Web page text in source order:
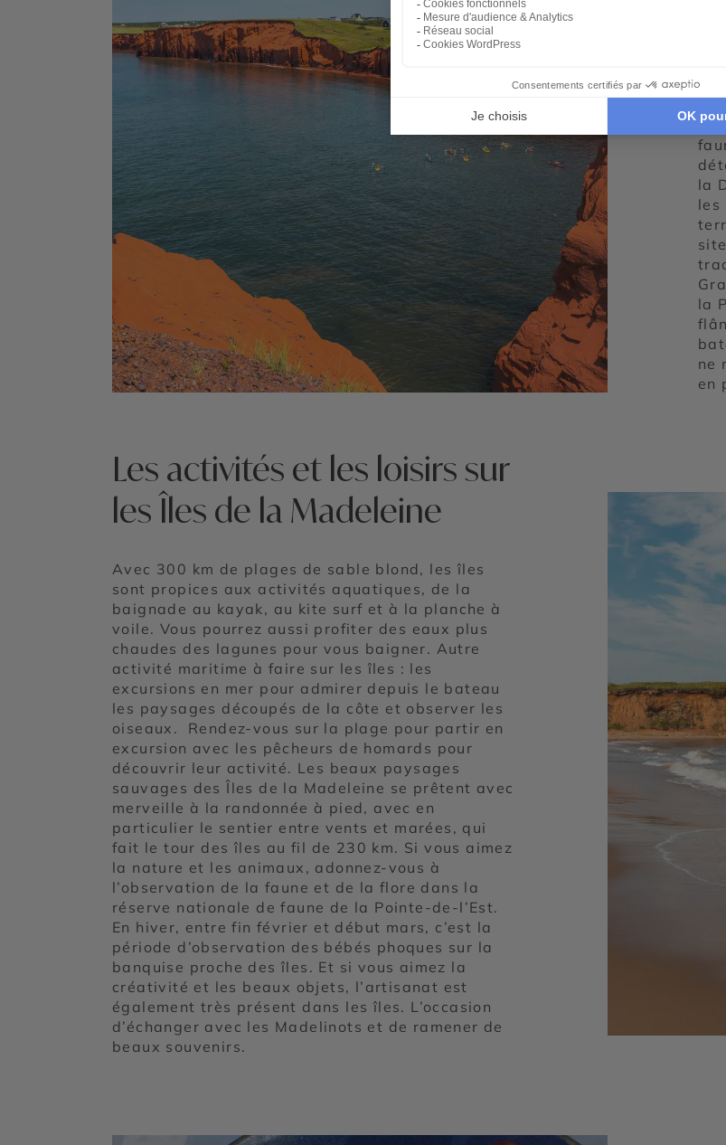
la
les
la
ne
en
Les activités et les loisirs sur
les Îles de la Madeleine
Avec 300 km de plages de sable blond, les îles
sont propices aux activités aquatiques, de la
baignade au kayak, au kite surf et à la planche à
voile. Vous pourrez aussi profiter des eaux plus
chaudes des lagunes pour vous baigner. Autre
activité maritime à faire sur les îles : les
excursions en mer pour admirer depuis le bateau
les paysages découpés de la côte et observer les
oiseaux. Rendez-vous sur la plage pour partir en
excursion avec les pêcheurs de homards pour
découvrir leur activité. Les beaux paysages
sauvages des Îles de la Madeleine se prêtent avec
merveille à la randonnée à pied, avec en
particulier le sentier entre vents et marées, qui
fait le tour des îles au fil de 230 km. Si vous aimez
la nature et les animaux, adonnez-vous à
l’observation de la faune et de la flore dans la
réserve nationale de faune de la Pointe-de-l’Est.
En hiver, entre fin février et début mars, c’est la
période d’observation des bébés phoques sur la
banquise proche des îles. Et si vous aimez la
créativité et les beaux objets, l’artisanat est
également très présent dans les îles. L’occasion
d’échanger avec les Madelinots et de ramener de
beaux souvenirs.